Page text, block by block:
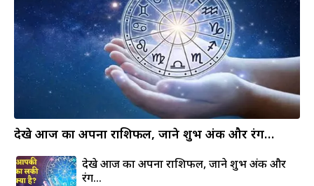
देखे आज का अपना राशिफल, जाने शुभ अंक और रंग…
देखे आज का अपना राशिफल, जाने शुभ अंक और
रंग…